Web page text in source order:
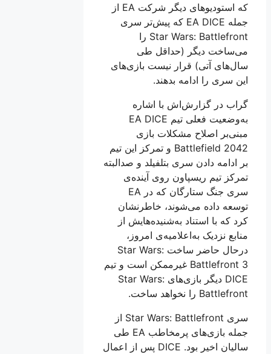
که استودیوهای دیگر شرکت EA از
جمله EA DICE که پیش‌تر سری
Star Wars: Battlefront را
می‌ساخت دیگر (حداقل طی
سال‌های آتی) قرار نیست بازی‌های
این سری را ادامه بدهند.
گراب در گزارش‌اش با اشاره‌
به‌وضعیت فعلی تیم EA DICE
مبنی‌بر اصلاح مشکلات بازی
Battlefield 2042 و تمرکز این تیم
بر ادامه دادن سری بتلفیلد و صدالبته
تمرکز تیم ریسپاون روی آینده‌ی
سری جنگ ستارگان که در EA
توسعه داده می‌شوند، خاطرنشان
کرد که با استناد به‌شنیده‌هایش از
منابع نزدیک به‌اعلامیه‌ی امروز،
درحال حاضر ساخت Star Wars:
Battlefront 3 غیرممکن است و تیم
DICE دیگر بازی‌های Star Wars:
Battlefront را نخواهد ساخت.
سری Star Wars: Battlefront از
جمله بازی‌های پرمخاطب EA طی
سالیان اخیر بود. DICE پس از اعمال